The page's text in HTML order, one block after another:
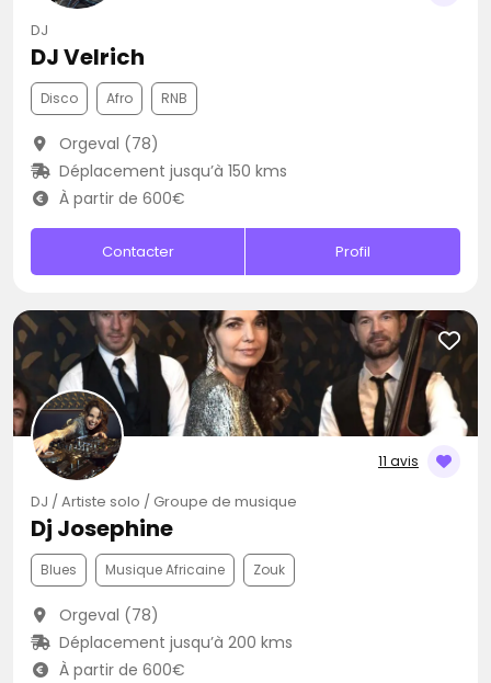
DJ
DJ Velrich
Disco Afro RNB
Orgeval (78)
Déplacement jusqu’à 150 kms
À partir de 600€
Contacter Profil
11 avis
DJ / Artiste solo / Groupe de musique
Dj Josephine
Blues Musique Africaine Zouk
Orgeval (78)
Déplacement jusqu’à 200 kms
À partir de 600€